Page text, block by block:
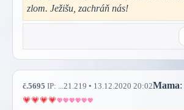
zlom. Ježišu, zachráň nás!
č.5695 IP: ...21.219 • 13.12.2020 20:02Mama: